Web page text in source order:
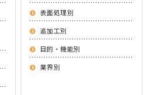
表面処理別
追加工別
目的・機能別
業界別